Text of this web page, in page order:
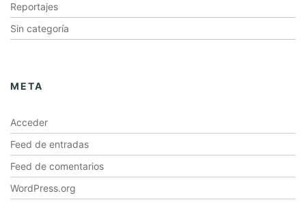
Reportajes
Sin categoría
META
Acceder
Feed de entradas
Feed de comentarios
WordPress.org